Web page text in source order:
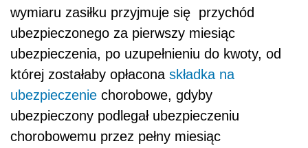
wymiaru zasiłku przyjmuje się przychód
ubezpieczonego za pierwszy miesiąc
ubezpieczenia, po uzupełnieniu do kwoty, od
której zostałaby opłacona składka na
ubezpieczenie chorobowe, gdyby
ubezpieczony podlegał ubezpieczeniu
chorobowemu przez pełny miesiąc